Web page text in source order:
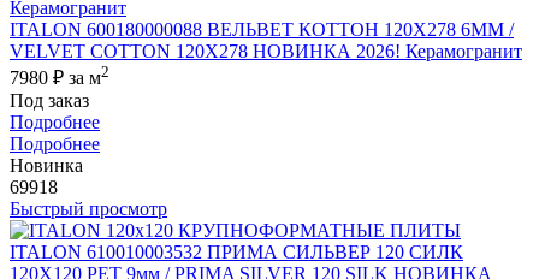
ITALON 600180000088 ВЕЛЬВЕТ КОТТОН 120X278 6ММ /
VELVET COTTON 120X278 НОВИНКА 2026! Керамогранит
7980 ₽ за м2
Под заказ
Подробнее
Подробнее
Новинка
69918
Быстрый просмотр